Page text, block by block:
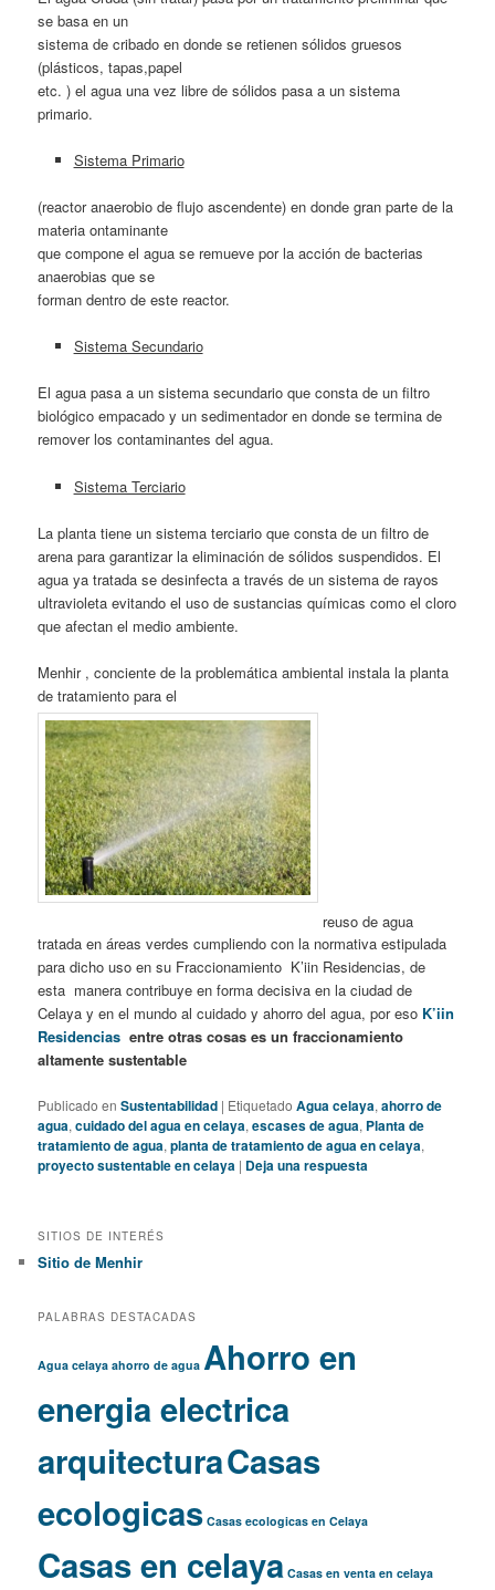
se basa en un
sistema de cribado en donde se retienen sólidos gruesos
(plásticos, tapas,papel
etc. ) el agua una vez libre de sólidos pasa a un sistema
primario.
Sistema Primario
(reactor anaerobio de flujo ascendente) en donde gran parte de la
materia ontaminante
que compone el agua se remueve por la acción de bacterias
anaerobias que se
forman dentro de este reactor.
Sistema Secundario
El agua pasa a un sistema secundario que consta de un filtro
biológico empacado y un sedimentador en donde se termina de
remover los contaminantes del agua.
Sistema Terciario
La planta tiene un sistema terciario que consta de un filtro de
arena para garantizar la eliminación de sólidos suspendidos. El
agua ya tratada se desinfecta a través de un sistema de rayos
ultravioleta evitando el uso de sustancias químicas como el cloro
que afectan el medio ambiente.
Menhir , conciente de la problemática ambiental instala la planta
de tratamiento para el
reuso de agua
tratada en áreas verdes cumpliendo con la normativa estipulada
para dicho uso en su Fraccionamiento K’iin Residencias, de
esta manera contribuye en forma decisiva en la ciudad de
Celaya y en el mundo al cuidado y ahorro del agua, por eso K’iin
Residencias entre otras cosas es un fraccionamiento
altamente sustentable
Publicado en Sustentabilidad | Etiquetado Agua celaya,ahorro de
agua,cuidado del agua en celaya,escases de agua, Planta de
tratamiento de agua,planta de tratamiento de agua en celaya,
proyecto sustentable en celaya | Deja una respuesta
SITIOS DE INTERÉS
Sitio de Menhir
PALABRAS DESTACADAS
Agua celaya ahorro de agua Ahorro en
energia electrica
arquitecturaCasas
ecologicas Casas ecologicas en Celaya
Casas en celaya Casas en venta en celaya